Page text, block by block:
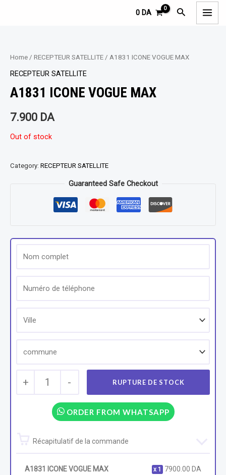
0 DA Rechercher
Home / RECEPTEUR SATELLITE / A1831 ICONE VOGUE MAX
RECEPTEUR SATELLITE
A1831 ICONE VOGUE MAX
7.900 DA
Out of stock
Category: RECEPTEUR SATELLITE
Guaranteed Safe Checkout
+ 1 -
ORDER FROM WHATSAPP
Récapitulatif de la commande
A1831 ICONE VOGUE MAX 1 7900.00 DA